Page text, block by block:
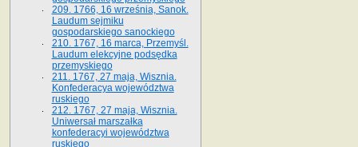
209. 1766, 16 września, Sanok.
Laudum sejmiku
gospodarskiego sanockiego
210. 1767, 16 marca, Przemyśl.
Laudum elekcyjne podsędka
przemyskiego
211. 1767, 27 maja, Wisznia.
Konfederacya województwa
ruskiego
212. 1767, 27 maja, Wisznia.
Uniwersał marszałka
konfederacyi województwa
ruskiego